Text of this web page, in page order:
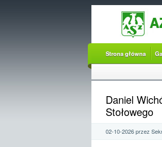
Strona główna
Daniel
Stołowego
02-10-2026 przez